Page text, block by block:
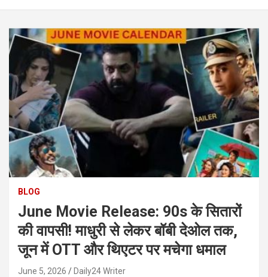
BLOG
June Movie Release: 90s के सितारों
की वापसी! माधुरी से लेकर बॉबी देओल तक,
जून में OTT और थिएटर पर मचेगा धमाल
June 5, 2026 Daily24 Writer